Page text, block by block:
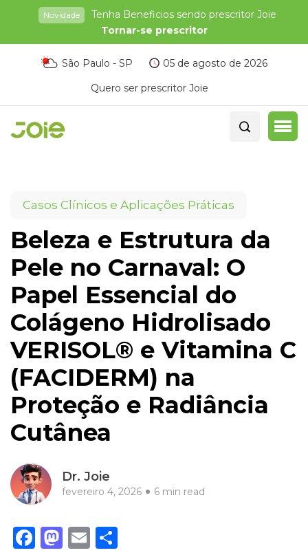
Novidade
Tenha Beneficios sendo prescritor Joie
Tornar-se prescritor
São Paulo - SP
05 de agosto de 2026
Quero ser prescritor Joie
Casos Clínicos e Aplicações Práticas
Beleza e Estrutura da
Pele no Carnaval: O
Papel Essencial do
Colágeno Hidrolisado
VERISOL® e Vitamina C
(FACIDERM) na
Proteção e Radiância
Cutânea
Dr. Joie
fevereiro 4, 2026 6 min read
Facebook
Mastodon
Email